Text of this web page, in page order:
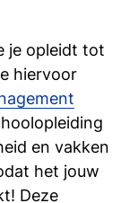
je opleidt tot
hiervoor
en vakken
het jouw
Deze